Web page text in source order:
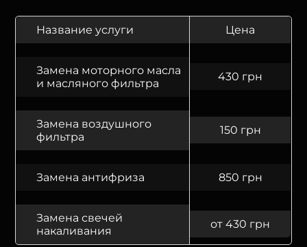
Название услуги Цена
Замена моторного масла
и масляного фильтра
430 грн
Замена воздушного
фильтра
150 грн
Замена антифриза 850 грн
Замена свечей
накаливания
от 430 грн